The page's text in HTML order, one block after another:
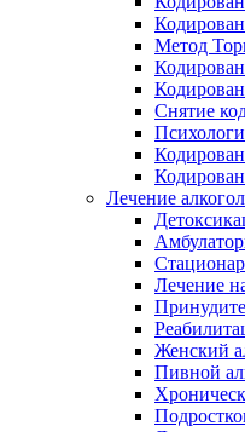
Метод
Снятие
Лечение
Лечение
Женский
Пивной